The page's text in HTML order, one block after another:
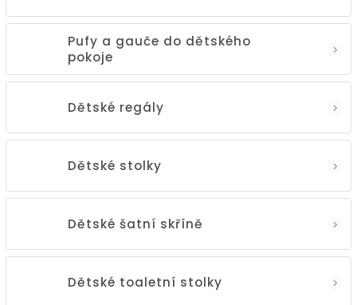
Pufy a gauče do dětského
pokoje
Dětské regály
Dětské stolky
Dětské šatní skříně
Dětské toaletní stolky